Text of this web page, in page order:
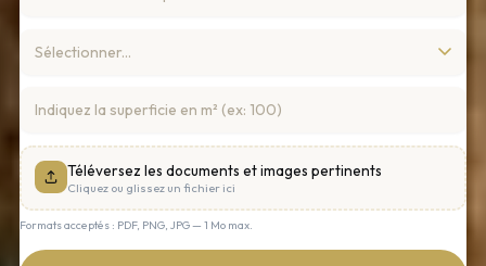
Téléversez les documents et images pertinents
Cliquez ou glissez un fichier ici
Formats acceptés : PDF, PNG, JPG — 1 Mo max.